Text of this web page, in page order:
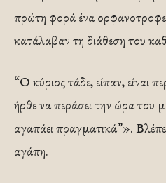
πρώτη φορά ένα
κατάλαβαν τη διάθεση του
“Ο κύριος τάδε, είπαν, είναι
ήρθε να περάσει την ώρα του
αγαπάει πραγματικά”».
αγάπη.